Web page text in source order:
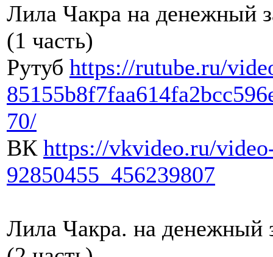
Лила Чакра на денежный
(1 часть)
Рутуб https://rutube.ru/
70/
ВК https://vkvideo.ru/
92850455_456239807
Лила Чакра. на денежный